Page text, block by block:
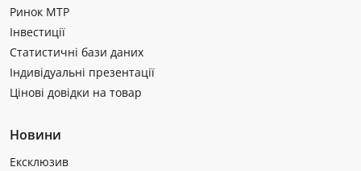
Ринок МТР
Інвестиції
Статистичні бази даних
Індивідуальні презентації
Цінові довідки на товар
Новини
Ексклюзив